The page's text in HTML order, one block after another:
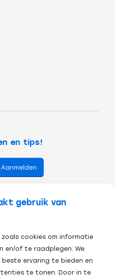
gebruik van
cookies om informatie
en/of te raadplegen. We
ervaring te bieden en
te tonen. Door in te
en tips!